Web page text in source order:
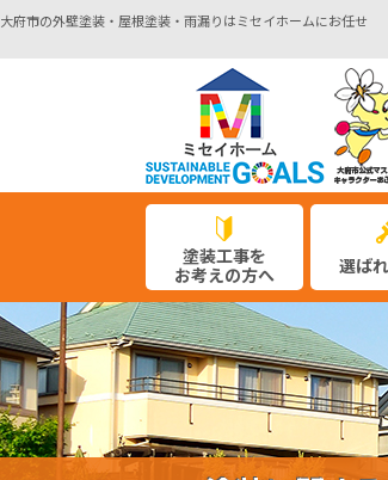
大府市の外壁塗装・屋根塗装・雨漏りはミセイホームにお任せ
塗装工事を
お考えの方へ
選ば